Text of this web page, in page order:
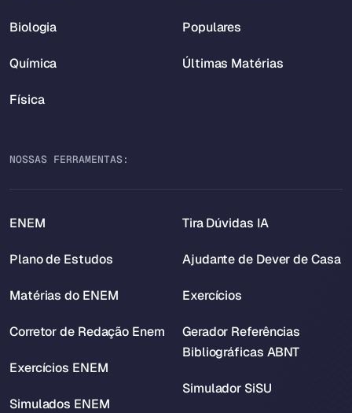
Biologia
Química
Física
Populares
Últimas Matérias
NOSSAS FERRAMENTAS:
ENEM
Plano de Estudos
Matérias do ENEM
Corretor de Redação Enem
Exercícios ENEM
Simulados ENEM
Tira Dúvidas IA
Ajudante de Dever de Casa
Exercícios
Gerador Referências
Bibliográficas ABNT
Simulador SiSU